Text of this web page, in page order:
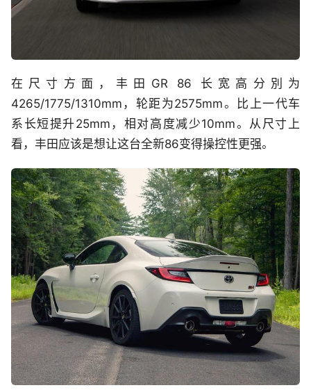
在尺寸方面，丰田GR 86 长宽高分別为
4265/1775/1310mm，轮距为2575mm。比上一代车
系长短提升25mm，相对高度减少10mm。从尺寸上
看，丰田应该是想让这台全新86变得操控性更强。